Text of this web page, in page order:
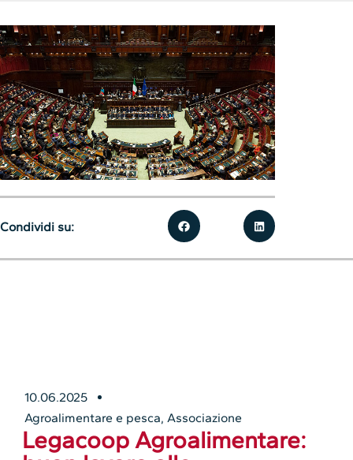
10.06.2025
Agroalimentare e pesca, Associazione
Legacoop Agroalimentare:
Condividi su: